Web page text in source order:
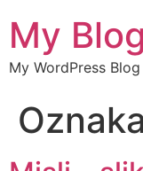
My Blog
My WordPress Blog